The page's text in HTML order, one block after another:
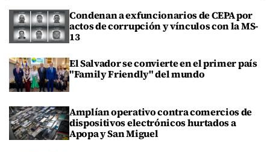
Condenan a exfuncionarios de CEPA por
actos de corrupción y vínculos con la MS-
13
El Salvador se convierte en el primer país
"Family Friendly" del mundo
Amplían operativo contra comercios de
dispositivos electrónicos hurtados a
Apopa y San Miguel